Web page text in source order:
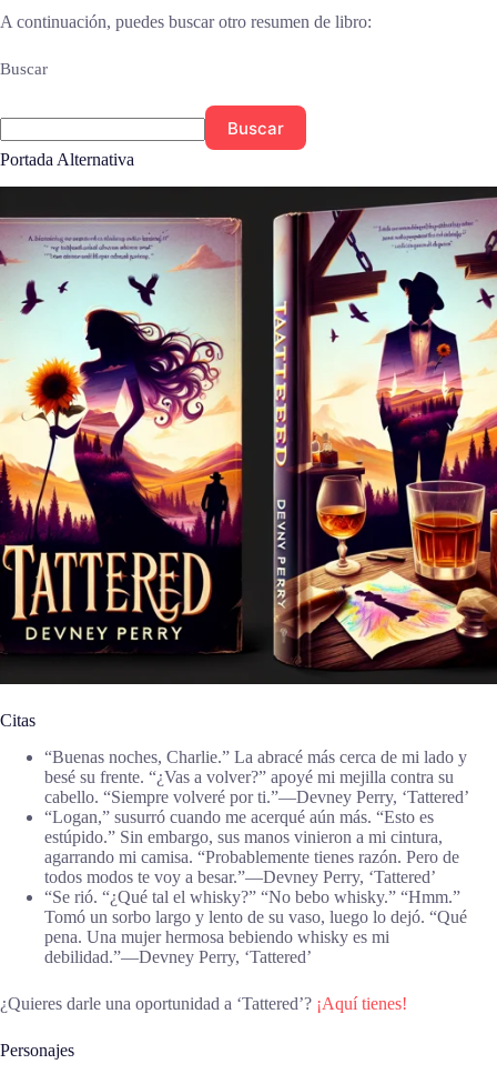
A continuación, puedes buscar otro resumen de libro:
Buscar
Buscar
Portada Alternativa
Citas
“Buenas noches, Charlie.” La abracé más cerca de mi lado y
besé su frente. “¿Vas a volver?” apoyé mi mejilla contra su
cabello. “Siempre volveré por ti.”―Devney Perry, ‘Tattered’
“Logan,” susurró cuando me acerqué aún más. “Esto es
estúpido.” Sin embargo, sus manos vinieron a mi cintura,
agarrando mi camisa. “Probablemente tienes razón. Pero de
todos modos te voy a besar.”―Devney Perry, ‘Tattered’
“Se rió. “¿Qué tal el whisky?” “No bebo whisky.” “Hmm.”
Tomó un sorbo largo y lento de su vaso, luego lo dejó. “Qué
pena. Una mujer hermosa bebiendo whisky es mi
debilidad.”―Devney Perry, ‘Tattered’
¿Quieres darle una oportunidad a ‘Tattered’? ¡Aquí tienes!
Personajes